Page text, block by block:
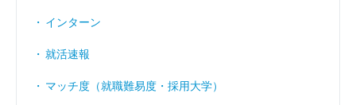
インターン
就活速報
マッチ度（就職難易度・採用大学）